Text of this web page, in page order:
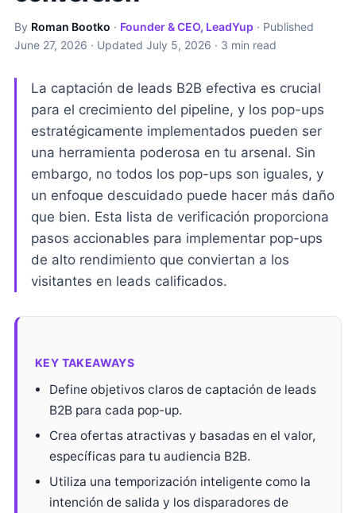
By Roman Bootko · Founder & CEO, LeadYup · Published
June 27, 2026 · Updated July 5, 2026 · 3 min read
La captación de leads B2B efectiva es crucial
para el crecimiento del pipeline, y los pop-ups
estratégicamente implementados pueden ser
una herramienta poderosa en tu arsenal. Sin
embargo, no todos los pop-ups son iguales, y
un enfoque descuidado puede hacer más daño
que bien. Esta lista de verificación proporciona
pasos accionables para implementar pop-ups
de alto rendimiento que conviertan a los
visitantes en leads calificados.
KEY TAKEAWAYS
Define objetivos claros de captación de leads
B2B para cada pop-up.
Crea ofertas atractivas y basadas en el valor,
específicas para tu audiencia B2B.
Utiliza una temporización inteligente como la
intención de salida y los disparadores de